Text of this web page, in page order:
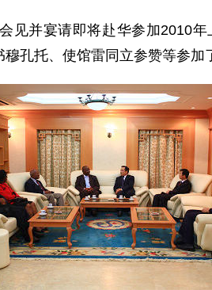
并宴请即将赴华参加2010年
孔托、使馆雷同立参赞等参加